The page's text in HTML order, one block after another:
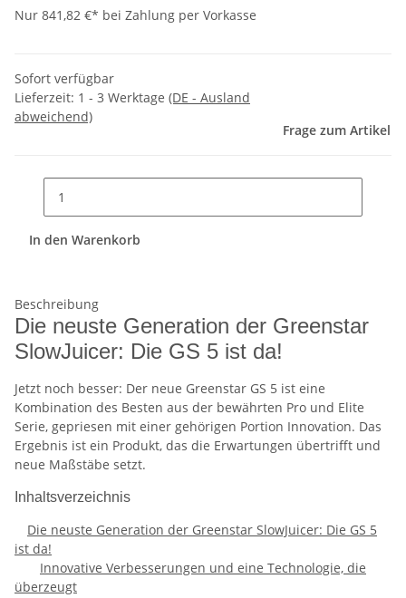
Nur 841,82 €* bei Zahlung per Vorkasse
Sofort verfügbar
Lieferzeit: 1 - 3 Werktage (DE - Ausland
abweichend)
Frage zum Artikel
In den Warenkorb
Beschreibung
Die neuste Generation der Greenstar
SlowJuicer: Die GS 5 ist da!
Jetzt noch besser: Der neue Greenstar GS 5 ist eine
Kombination des Besten aus der bewährten Pro und Elite
Serie, gepriesen mit einer gehörigen Portion Innovation. Das
Ergebnis ist ein Produkt, das die Erwartungen übertrifft und
neue Maßstäbe setzt.
Inhaltsverzeichnis
Die neuste Generation der Greenstar SlowJuicer: Die GS 5
ist da!
Innovative Verbesserungen und eine Technologie, die
überzeugt